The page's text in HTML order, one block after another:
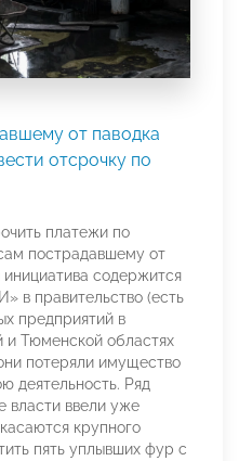
от паводка
отсрочку по
платежи по
пострадавшему от
инициатива содержится
правительство (есть
предприятий в
и Тюменской областях
потеряли имущество
деятельность. Ряд
власти ввели уже
крупного
пять уплывших фур с